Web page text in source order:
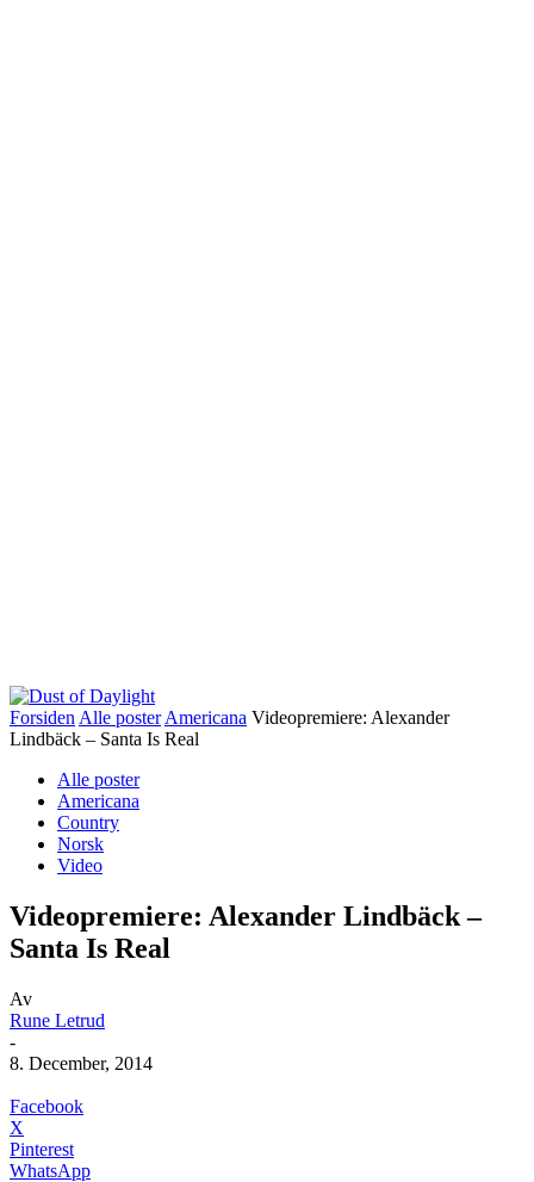
Forsiden Alle poster Americana Videopremiere: Alexander
Lindbäck – Santa Is Real
Alle poster
Americana
Country
Norsk
Video
Videopremiere: Alexander Lindbäck –
Santa Is Real
Av
Rune Letrud
-
8. December, 2014
Facebook
X
Pinterest
WhatsApp